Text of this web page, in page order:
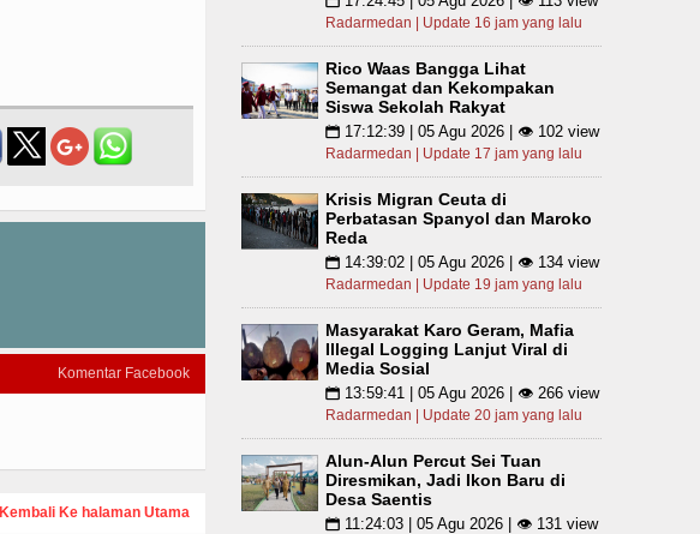
Komentar Facebook
Kembali Ke halaman Utama
Radarmedan | Update 16 jam yang lalu
Rico Waas Bangga Lihat
Semangat dan Kekompakan
Siswa Sekolah Rakyat
📅 17:12:39 | 05 Agu 2026 | 👁 102 view
Radarmedan | Update 17 jam yang lalu
Krisis Migran Ceuta di
Perbatasan Spanyol dan Maroko
Reda
📅 14:39:02 | 05 Agu 2026 | 👁 134 view
Radarmedan | Update 19 jam yang lalu
Masyarakat Karo Geram, Mafia
Illegal Logging Lanjut Viral di
Media Sosial
📅 13:59:41 | 05 Agu 2026 | 👁 266 view
Radarmedan | Update 20 jam yang lalu
Alun-Alun Percut Sei Tuan
Diresmikan, Jadi Ikon Baru di
Desa Saentis
📅 11:24:03 | 05 Agu 2026 | 👁 131 view